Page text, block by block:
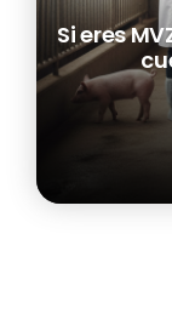
Comunicación
Contacto
Si eres